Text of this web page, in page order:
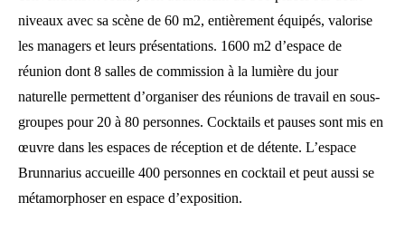
niveaux avec sa scène de 60 m2, entièrement équipés, valorise
les managers et leurs présentations. 1600 m2 d’espace de
réunion dont 8 salles de commission à la lumière du jour
naturelle permettent d’organiser des réunions de travail en sous-
groupes pour 20 à 80 personnes. Cocktails et pauses sont mis en
œuvre dans les espaces de réception et de détente. L’espace
Brunnarius accueille 400 personnes en cocktail et peut aussi se
métamorphoser en espace d’exposition.